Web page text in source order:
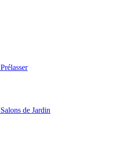
Prélasser
Salons de Jardin